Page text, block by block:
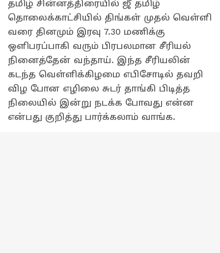
தமிழ் சின்னத்திரையில் ஜீ தமிழ்
தொலைக்காட்சியில் திங்கள் முதல் வெள்ளி
வரை தினமும் இரவு 7.30 மணிக்கு
ஒளிபரப்பாகி வரும் பிரபலமான சீரியல்
நினைத்தேன் வந்தாய். இந்த சீரியலின்
கடந்த வெள்ளிக்கிழமை எபிசோடில் தவறி
விழ போன எழிலை சுடர் தாங்கி பிடித்த
நிலையில் இன்று நடக்க போவது என்ன
என்பது குறித்து பார்க்கலாம் வாங்க.